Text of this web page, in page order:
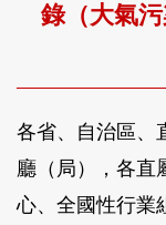
錄（大氣
各省、自治區、
廳（局），各直
心、全國性行業